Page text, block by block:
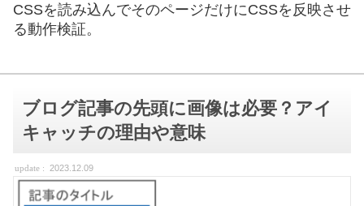
CSSを読み込んでそのページだけにCSSを反映させ
る動作検証。
ブログ記事の先頭に画像は必要？アイ
キャッチの理由や意味
2023.12.09